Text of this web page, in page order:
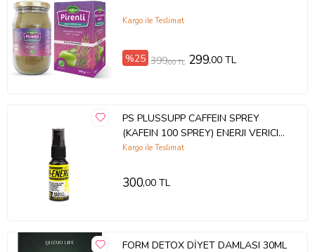
Kargo ile Teslimat
%25 399,00 TL 299,00 TL
PS PLUSSUPP CAFFEIN SPREY
(KAFEIN 100 SPREY) ENERJI VERICI
GÜC VE PERFORMANS ARTIRICI
Kargo ile Teslimat
300,00 TL
FORM DETOX DİYET DAMLASI 30ML